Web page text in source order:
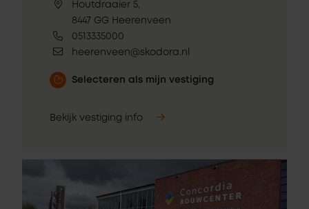
Houtdraaier 5,
8447 GG Heerenveen
0513335000
heerenveen@skodora.nl
Selecteren als mijn vestiging
Bekijk vestiging info